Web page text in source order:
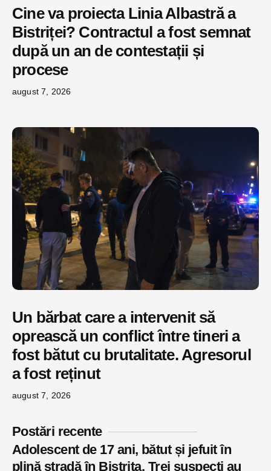
Cine va proiecta Linia Albastră a
Bistriței? Contractul a fost semnat
după un an de contestații și
procese
august 7, 2026
Un bărbat care a intervenit să
oprească un conflict între tineri a
fost bătut cu brutalitate. Agresorul
a fost reținut
august 7, 2026
Postări recente
Adolescent de 17 ani, bătut și jefuit în
plină stradă în Bistrița. Trei suspecți au